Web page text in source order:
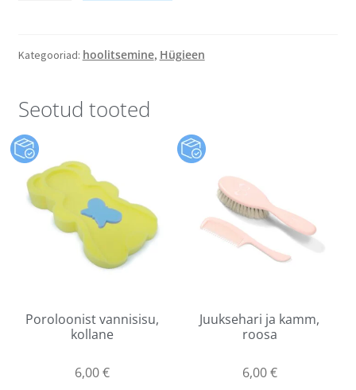
Kategooriad: hoolitsemine, Hügieen
Seotud tooted
Poroloonist vannisisu,
kollane
6,00€
Juuksehari ja kamm,
roosa
6,00€